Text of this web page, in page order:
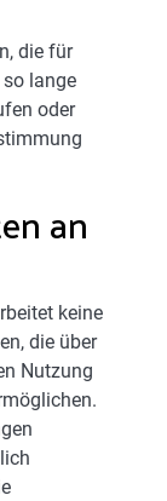
die für
lange
oder
an
keine
die über
Nutzung